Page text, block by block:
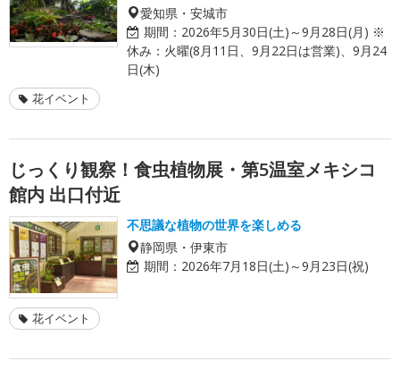
愛知県・安城市
期間： 2026年5月30日(土)～9月28日(月) ※
休み：火曜(8月11日、9月22日は営業)、9月24
日(木)
花イベント
じっくり観察！食虫植物展・第5温室メキシコ
館内 出口付近
不思議な植物の世界を楽しめる
静岡県・伊東市
期間： 2026年7月18日(土)～9月23日(祝)
花イベント